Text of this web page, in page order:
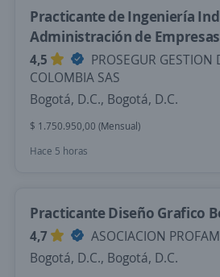
Practicante de Ingeniería
Administración de Empresas
4,5
PROSEGUR GESTION
COLOMBIA SAS
Bogotá, D.C., Bogotá, D.C.
$ 1.750.950,00 (Mensual)
Hace 5 horas
Practicante Diseño Grafico
4,7
ASOCIACION
Bogotá, D.C., Bogotá, D.C.